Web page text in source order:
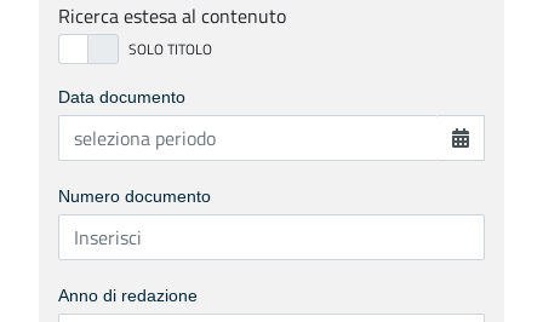
Ricerca estesa al contenuto
Data documento
Numero documento
Anno di redazione